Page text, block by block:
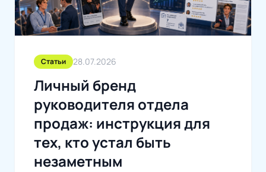
Статьи 28.07.2026
Личный бренд
руководителя отдела
продаж: инструкция для
тех, кто устал быть
незаметным